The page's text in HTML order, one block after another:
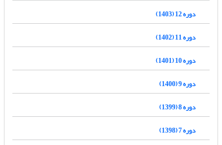
دوره 12 (1403)
دوره 11 (1402)
دوره 10 (1401)
دوره 9 (1400)
دوره 8 (1399)
دوره 7 (1398)